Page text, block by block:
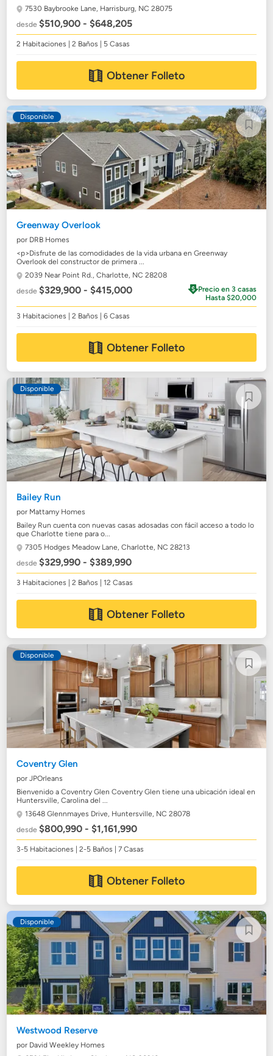
7530 Baybrooke Lane, Harrisburg, NC 28075
desde$510,900 - $648,205
2 Habitaciones | 2 Baños | 5 Casas
Obtener Folleto
Disponible
Greenway Overlook
por DRB Homes
<p>Disfrute de las comodidades de la vida urbana en Greenway
Overlook del constructor de primera ...
2039 Near Point Rd.,Charlotte, NC 28208
desde$329,900 - $415,000
Precio en 3 casas
Hasta $20,000
3 Habitaciones | 2 Baños | 6 Casas
Obtener Folleto
Disponible
Bailey Run
por Mattamy Homes
Bailey Run cuenta con nuevas casas adosadas con fácil acceso a todo lo
que Charlotte tiene para o...
7305 Hodges Meadow Lane,Charlotte, NC 28213
desde$329,990 - $389,990
3 Habitaciones | 2 Baños | 12 Casas
Obtener Folleto
Disponible
Coventry Glen
por JPOrleans
Bienvenido a Coventry Glen Coventry Glen tiene una ubicación ideal en
Huntersville, Carolina del ...
13648 Glennmayes Drive, Huntersville, NC 28078
desde$800,990 - $1,161,990
3-5 Habitaciones | 2-5 Baños | 7 Casas
Obtener Folleto
Disponible
Westwood Reserve
por David Weekley Homes